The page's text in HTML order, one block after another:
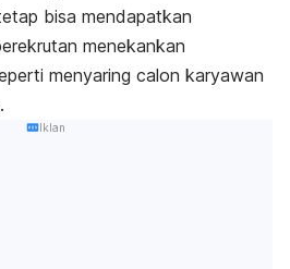
bisa mendapatkan
menekankan
menyaring calon karyawan
Iklan